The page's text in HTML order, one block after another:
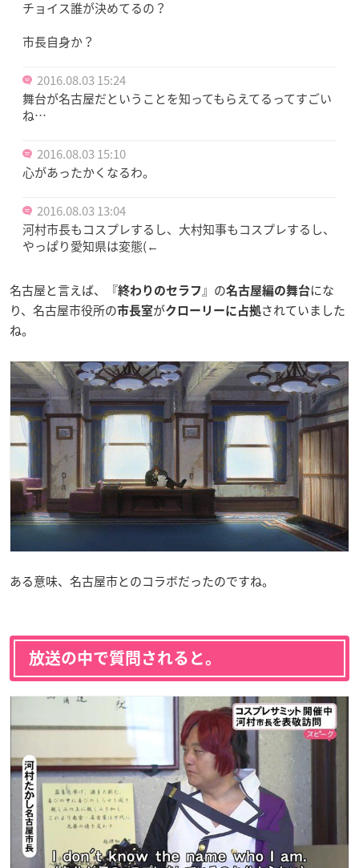
チョイス誰が決めてるの？
市長自身か？
2016.08.03 15:24
舞台が名古屋だということを知ってもらえてるってすごい
ね…
2016.08.03 15:10
心があったかくなるわ。
2016.08.03 13:04
河村市長もコスプレするし、大村知事もコスプレするし、
やっぱり愛知県は変態(←
名古屋と言えば、『終わりのセラフ』の名古屋編の舞台にな
り、名古屋市役所の市長室がクローリーに占拠されていました
ね。
ある意味、名古屋市とのコラボだったのですね。
放送の中で質問されると。